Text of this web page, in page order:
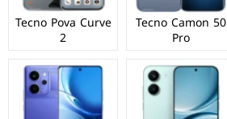
Tecno Camon 50
Pro
Tecno Pova Curve
2